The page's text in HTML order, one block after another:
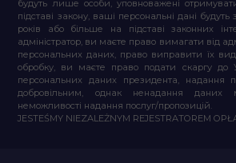
будуть лише особи, уповноважені
підставі закону, ваші персональні дані будуть
років або більше на підставі законних
адміністратор, ви маєте право вимагати від
персональних даних, право виправити їх
обробку, ви маєте право подати скаргу до
персональних даних президента, надання
добровільним, однак ненадання
неможливості надання послуг/пропозицій.
JESTEŚMY NIEZALEŻNYM REJESTRATOREM